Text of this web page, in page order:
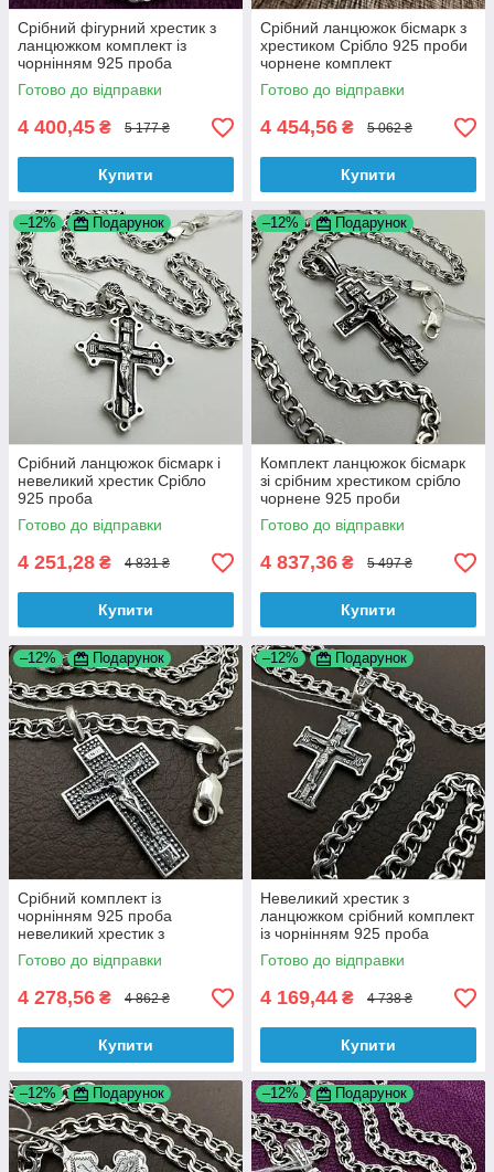
Срібний фігурний хрестик з
ланцюжком комплект із
чорнінням 925 проба
Готово до відправки
4 400,45 ₴ 5 177 ₴
Купити
Срібний ланцюжок бісмарк з
хрестиком Срібло 925 проби
чорнене комплект
Готово до відправки
4 454,56 ₴ 5 062 ₴
Купити
–12% Подарунок
Срібний ланцюжок бісмарк і
невеликий хрестик Срібло
925 проба
Готово до відправки
4 251,28 ₴ 4 831 ₴
Купити
–12% Подарунок
Комплект ланцюжок бісмарк
зі срібним хрестиком срібло
чорнене 925 проби
Готово до відправки
4 837,36 ₴ 5 497 ₴
Купити
–12% Подарунок
Срібний комплект із
чорнінням 925 проба
невеликий хрестик з
ланцюжком
Готово до відправки
4 278,56 ₴ 4 862 ₴
Купити
–12% Подарунок
Невеликий хрестик з
ланцюжком срібний комплект
із чорнінням 925 проба
Готово до відправки
4 169,44 ₴ 4 738 ₴
Купити
–12% Подарунок –12% Подарунок